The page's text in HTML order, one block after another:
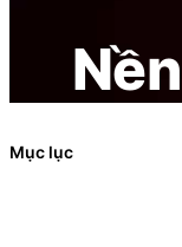
Mục lục